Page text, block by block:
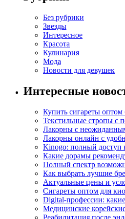
Без рубрики
Звезды
Интересное
Красота
Кулинария
Мода
Новости для девушек
Интересные
Купить сигареты оптом
Текстильные стропы с
Лакорны с
Лакорны онлайн с
Kinogo: полный доступ
Какие дорамы
Полный спектр
Как выбрать лучшие
Актуальные цены и
Сигареты оптом для
Digital-профессии:
Медицинские